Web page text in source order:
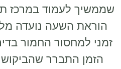
שממשיך לעמוד במרכז
הוראת השעה נועדה
זמני למחסור החמור
הזמן התברר שהביקוש